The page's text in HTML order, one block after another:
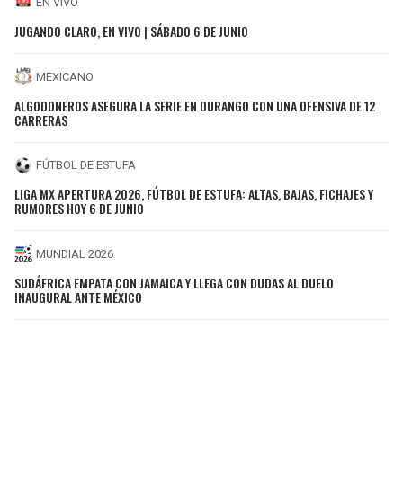
JUGANDO CLARO, EN VIVO | SÁBADO 6 DE JUNIO
MEXICANO
ALGODONEROS ASEGURA LA SERIE EN DURANGO CON UNA OFENSIVA DE 12
CARRERAS
FÚTBOL DE ESTUFA
LIGA MX APERTURA 2026, FÚTBOL DE ESTUFA: ALTAS, BAJAS, FICHAJES Y
RUMORES HOY 6 DE JUNIO
MUNDIAL 2026
SUDÁFRICA EMPATA CON JAMAICA Y LLEGA CON DUDAS AL DUELO
INAUGURAL ANTE MÉXICO